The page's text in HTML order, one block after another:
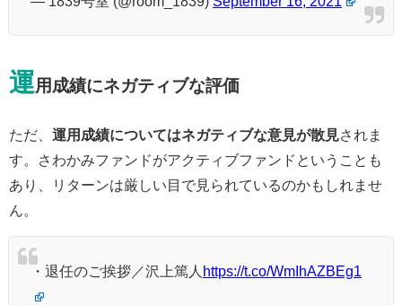
運用成績にネガティブな評価
ただ、 運用成績についてはネガティブな意見が散見されま
す。さわかみファンドがアクティブファンドということも
あり、リターンは厳しい目で見られているのかもしれませ
ん。
・退任のご挨拶／沢上篤人 https://t.co/WmIhAZBEg1